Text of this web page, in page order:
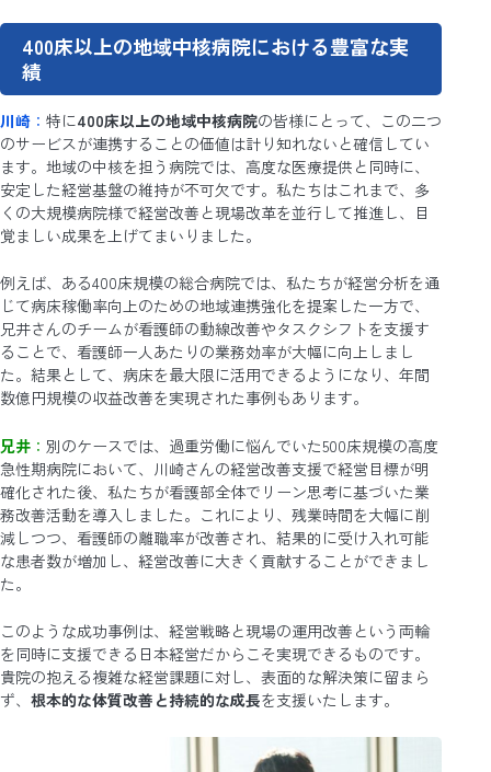
400床以上の地域中核病院における豊富な実
績
川崎 ： 特に400床以上の地域中核病院の皆様にとって、この二つ
のサービスが連携することの価値は計り知れないと確信してい
ます。地域の中核を担う病院では、高度な医療提供と同時に、
安定した経営基盤の維持が不可欠です。私たちはこれまで、多
くの大規模病院様で経営改善と現場改革を並行して推進し、目
覚ましい成果を上げてまいりました。
例えば、ある400床規模の総合病院では、私たちが経営分析を通
じて病床稼働率向上のための地域連携強化を提案した一方で、
兄井さんのチームが看護師の動線改善やタスクシフトを支援す
ることで、看護師一人あたりの業務効率が大幅に向上しまし
た。結果として、病床を最大限に活用できるようになり、年間
数億円規模の収益改善を実現された事例もあります。
兄井 ： 別のケースでは、過重労働に悩んでいた500床規模の高度
急性期病院において、川崎さんの経営改善支援で経営目標が明
確化された後、私たちが看護部全体でリーン思考に基づいた業
務改善活動を導入しました。これにより、残業時間を大幅に削
減しつつ、看護師の離職率が改善され、結果的に受け入れ可能
な患者数が増加し、経営改善に大きく貢献することができまし
た。
このような成功事例は、経営戦略と現場の運用改善という両輪
を同時に支援できる日本経営だからこそ実現できるものです。
貴院の抱える複雑な経営課題に対し、表面的な解決策に留まら
ず、 根本的な体質改善と持続的な成長を支援いたします。